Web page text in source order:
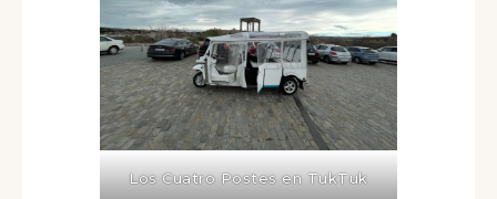
Los Cuatro Postes en TukTuk